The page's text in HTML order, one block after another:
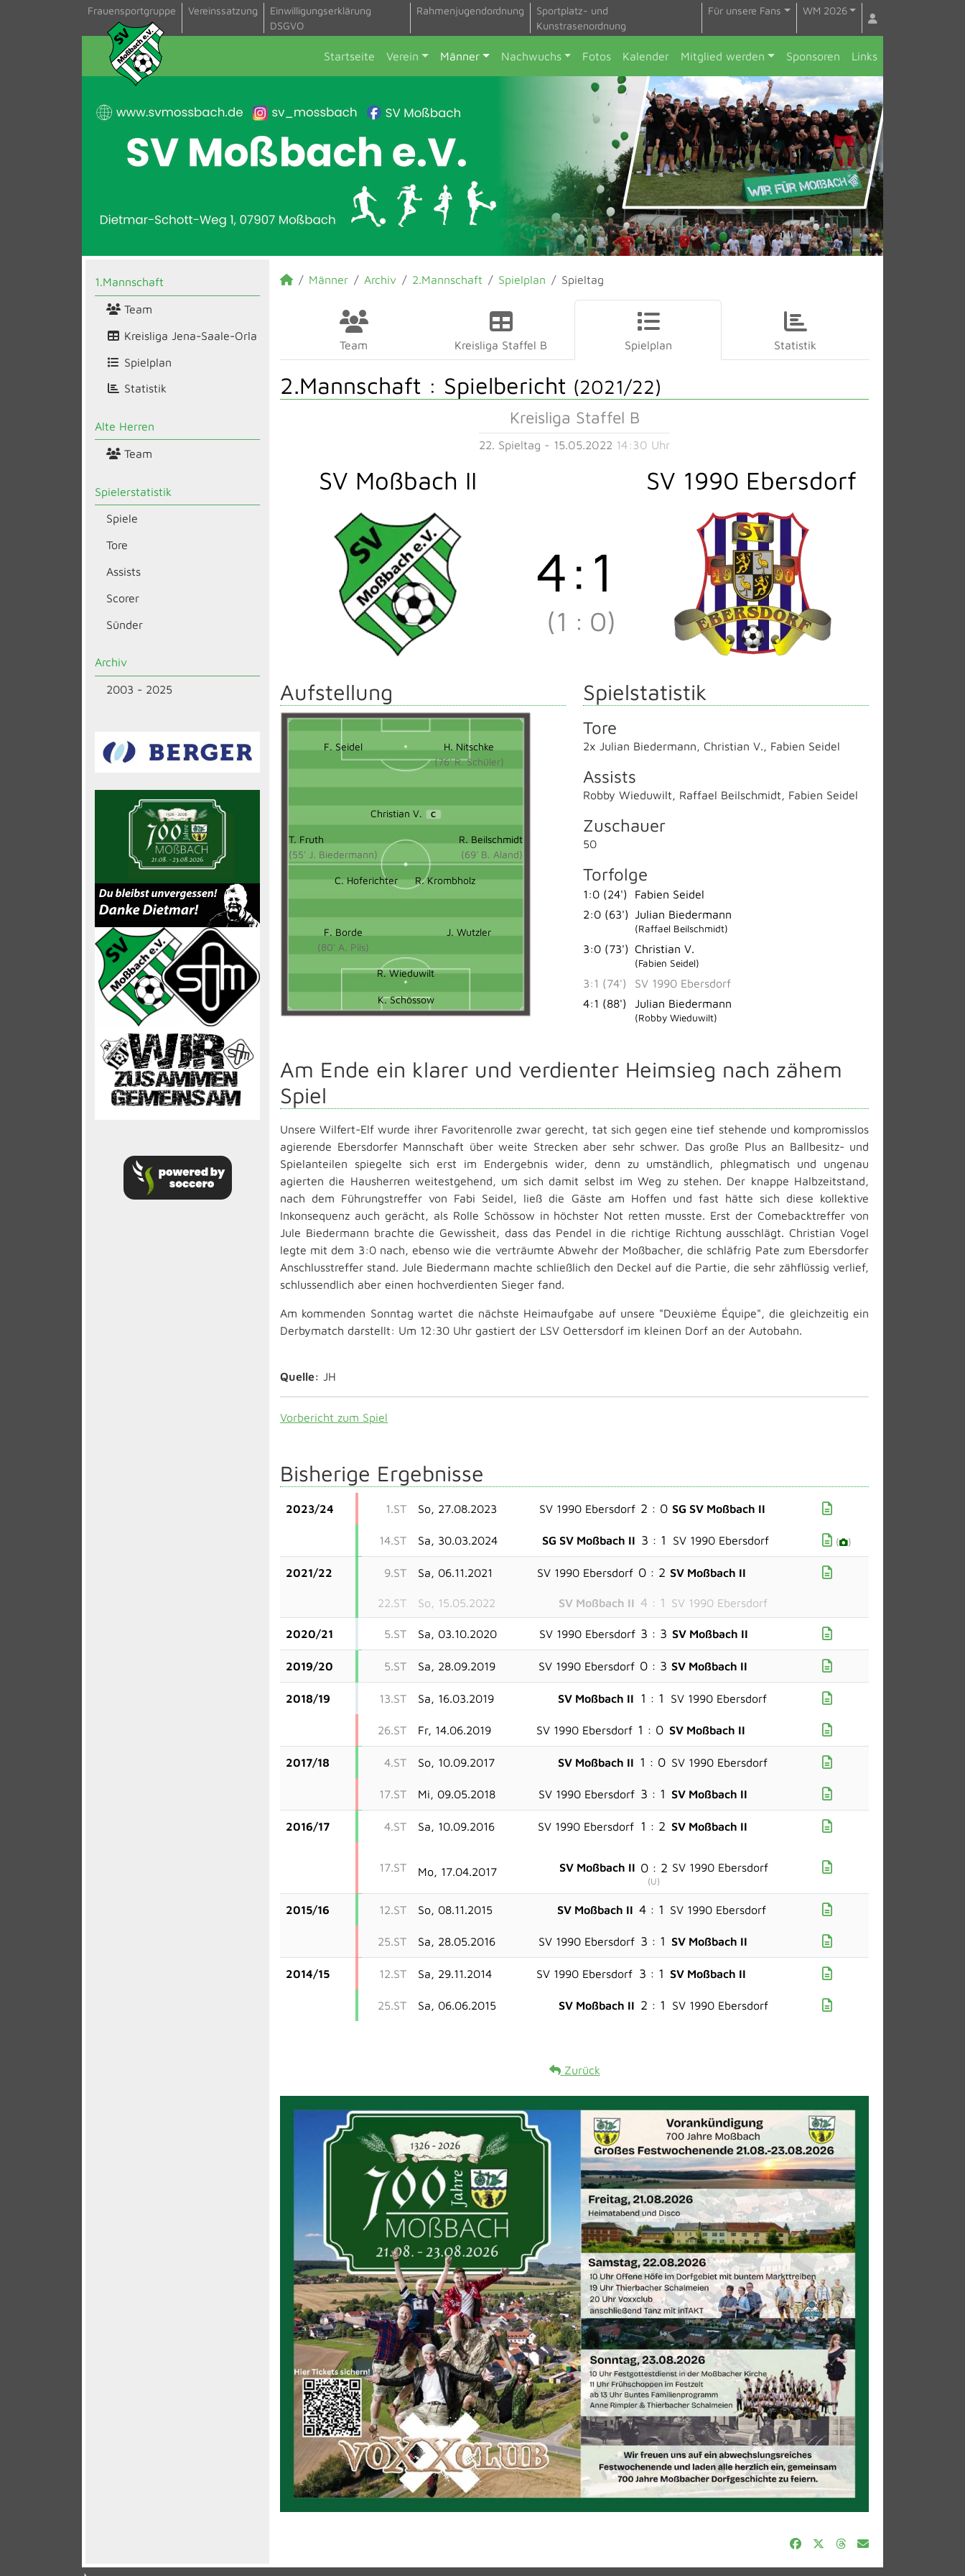
Frauensportgruppe Vereinssatzung
Einwilligungserklärung
DSGVO
Rahmenjugendordnung
Sportplatz- und
Kunstrasenordnung
Für unsere Fans WM 2026
Startseite Verein Männer Nachwuchs Fotos Kalender Mitglied werden Sponsoren Links
1.Mannschaft
Team
Kreisliga Jena-Saale-Orla
Spielplan
Statistik
Alte Herren
Team
Spielerstatistik
Spiele
Tore
Assists
Scorer
Sünder
Archiv
2003 - 2025
Männer Archiv 2.Mannschaft Spielplan Spieltag
Team Kreisliga Staffel B Spielplan Statistik
2.Mannschaft : Spielbericht (2021/22)
Kreisliga Staffel B
22. Spieltag - 15.05.2022 14:30 Uhr
SV Moßbach II SV 1990 Ebersdorf
4: 1
(1 : 0)
Aufstellung
F. Seidel
H. Nitschke
(76' R. Schüler)
Christian V. C
T. Fruth
(55' J. Biedermann)
R. Beilschmidt
(69' B. Aland)
C. Hoferichter R. Krombholz
F. Borde
(80' A. Pils)
J. Wutzler
R. Wieduwilt
K. Schössow
Spielstatistik
Tore
2x Julian Biedermann Christian V. Fabien Seidel
Assists
Robby Wieduwilt Raffael Beilschmidt Fabien Seidel
Zuschauer
50
Torfolge
1:0 (24')
Fabien Seidel
2:0 (63')
Julian Biedermann
(Raffael Beilschmidt)
3:0 (73') Christian V.
(Fabien Seidel)
3:1 (74')
SV 1990 Ebersdorf
4:1 (88')
Julian Biedermann
(Robby Wieduwilt)
Am Ende ein klarer und verdienter Heimsieg nach zähem
Spiel
Unsere Wilfert-Elf wurde ihrer Favoritenrolle zwar gerecht, tat sich gegen eine tief stehende und kompromisslos
agierende Ebersdorfer Mannschaft über weite Strecken aber sehr schwer. Das große Plus an Ballbesitz- und
Spielanteilen spiegelte sich erst im Endergebnis wider, denn zu umständlich, phlegmatisch und ungenau
agierten die Hausherren weitestgehend, um sich damit selbst im Weg zu stehen. Der knappe Halbzeitstand,
nach dem Führungstreffer von Fabi Seidel, ließ die Gäste am Hoffen und fast hätte sich diese kollektive
Inkonsequenz auch gerächt, als Rolle Schössow in höchster Not retten musste. Erst der Comebacktreffer von
Jule Biedermann brachte die Gewissheit, dass das Pendel in die richtige Richtung ausschlägt. Christian Vogel
legte mit dem 3:0 nach, ebenso wie die verträumte Abwehr der Moßbacher, die schläfrig Pate zum Ebersdorfer
Anschlusstreffer stand. Jule Biedermann machte schließlich den Deckel auf die Partie, die sehr zähflüssig verlief,
schlussendlich aber einen hochverdienten Sieger fand.
Am kommenden Sonntag wartet die nächste Heimaufgabe auf unsere "Deuxième Équipe", die gleichzeitig ein
Derbymatch darstellt: Um 12:30 Uhr gastiert der LSV Oettersdorf im kleinen Dorf an der Autobahn.
Quelle: JH
Vorbericht zum Spiel
Bisherige Ergebnisse
2023/24 1.ST So, 27.08.2023 SV 1990 Ebersdorf 2 : 0 SG SV Moßbach II
14.ST Sa, 30.03.2024 SG SV Moßbach II 3 : 1 SV 1990 Ebersdorf ( )
2021/22 9.ST Sa, 06.11.2021 SV 1990 Ebersdorf 0 : 2 SV Moßbach II
22.ST So, 15.05.2022 SV Moßbach II 4 : 1 SV 1990 Ebersdorf
2020/21 5.ST Sa, 03.10.2020 SV 1990 Ebersdorf 3 : 3 SV Moßbach II
2019/20 5.ST Sa, 28.09.2019 SV 1990 Ebersdorf 0 : 3 SV Moßbach II
2018/19 13.ST Sa, 16.03.2019 SV Moßbach II 1 : 1 SV 1990 Ebersdorf
26.ST Fr, 14.06.2019 SV 1990 Ebersdorf 1 : 0 SV Moßbach II
2017/18 4.ST So, 10.09.2017 SV Moßbach II 1 : 0 SV 1990 Ebersdorf
17.ST Mi, 09.05.2018 SV 1990 Ebersdorf 3 : 1 SV Moßbach II
2016/17 4.ST Sa, 10.09.2016 SV 1990 Ebersdorf 1 : 2 SV Moßbach II
17.ST Mo, 17.04.2017 SV Moßbach II 0 : 2
(U)
SV 1990 Ebersdorf
2015/16 12.ST So, 08.11.2015 SV Moßbach II 4 : 1 SV 1990 Ebersdorf
25.ST Sa, 28.05.2016 SV 1990 Ebersdorf 3 : 1 SV Moßbach II
2014/15 12.ST Sa, 29.11.2014 SV 1990 Ebersdorf 3 : 1 SV Moßbach II
25.ST Sa, 06.06.2015 SV Moßbach II 2 : 1 SV 1990 Ebersdorf
Zurück